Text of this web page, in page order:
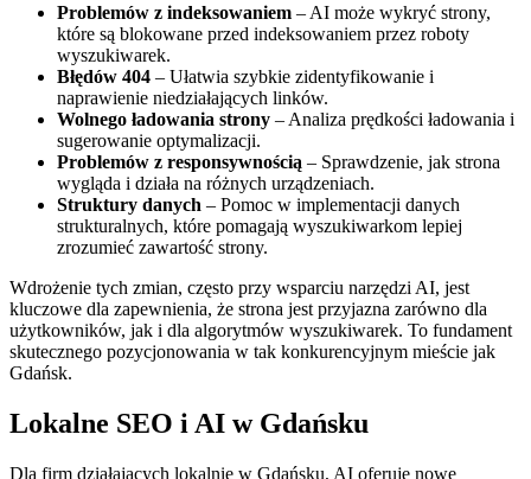
Problemów z indeksowaniem – AI może wykryć strony,
które są blokowane przed indeksowaniem przez roboty
wyszukiwarek.
Błędów 404 – Ułatwia szybkie zidentyfikowanie i
naprawienie niedziałających linków.
Wolnego ładowania strony – Analiza prędkości ładowania i
sugerowanie optymalizacji.
Problemów z responsywnością – Sprawdzenie, jak strona
wygląda i działa na różnych urządzeniach.
Struktury danych – Pomoc w implementacji danych
strukturalnych, które pomagają wyszukiwarkom lepiej
zrozumieć zawartość strony.
Wdrożenie tych zmian, często przy wsparciu narzędzi AI, jest
kluczowe dla zapewnienia, że strona jest przyjazna zarówno dla
użytkowników, jak i dla algorytmów wyszukiwarek. To fundament
skutecznego pozycjonowania w tak konkurencyjnym mieście jak
Gdańsk.
Lokalne SEO i AI w Gdańsku
Dla firm działających lokalnie w Gdańsku, AI oferuje nowe